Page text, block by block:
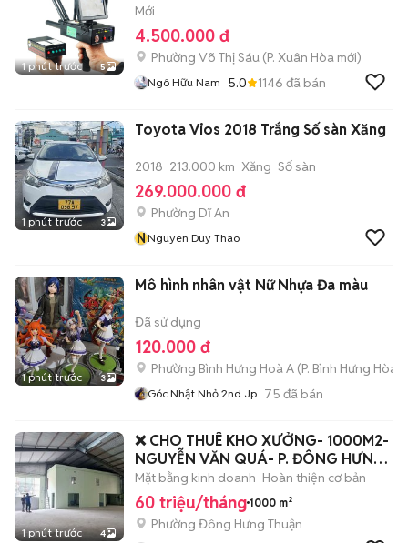
1 phút trước 5
Mới
4.500.000 đ
Phường Võ Thị Sáu (P. Xuân Hòa mới)
Ngô Hữu Nam 5.0 1146 đã bán
1 phút trước 3
Toyota Vios 2018 Trắng Số sàn Xăng
2018 213.000 km Xăng Số sàn
269.000.000 đ
Phường Dĩ An
NNguyen Duy Thao
1 phút trước 3
Mô hình nhân vật Nữ Nhựa Đa màu
Đã sử dụng
120.000 đ
Phường Bình Hưng Hoà A (P. Bình Hưng Hòa
Góc Nhật Nhỏ 2nd Jp 75 đã bán
1 phút trước 4
❌ CHO THUÊ KHO XƯỞNG- 1000M2-
NGUYỄN VĂN QUÁ- P. ĐÔNG HƯNG
THUẬN- Q 12
Mặt bằng kinh doanh Hoàn thiện cơ bản
60 triệu/tháng 1000 m²
Phường Đông Hưng Thuận